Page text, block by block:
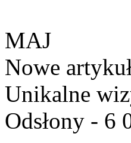
MAJ
Nowe
Unikalne
Odsłony - 6